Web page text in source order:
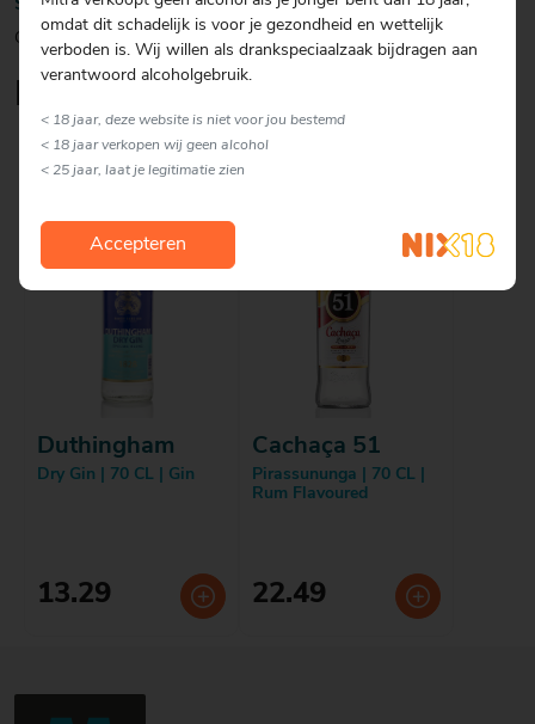
Soort glas
Overig
Lekker om erbij te serveren
Duthingham
Dry Gin | 70 CL | Gin
13.29
Cachaça 51
Pirassununga | 70 CL |
Rum Flavoured
22.49
omdat dit schadelijk is voor je gezondheid en wettelijk
verboden is. Wij willen als drankspeciaalzaak bijdragen aan
verantwoord alcoholgebruik.
< 18 jaar, deze website is niet voor jou bestemd
< 18 jaar verkopen wij geen alcohol
< 25 jaar, laat je legitimatie zien
Accepteren